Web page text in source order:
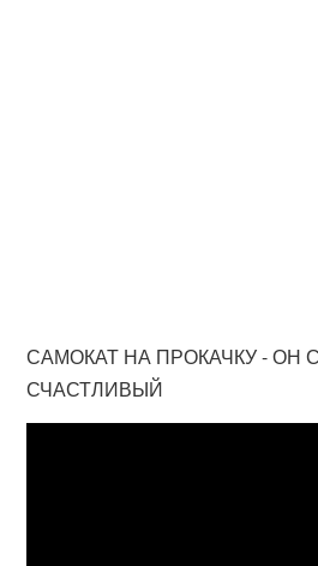
САМОКАТ НА ПРОКАЧКУ - ОН
СЧАСТЛИВЫЙ